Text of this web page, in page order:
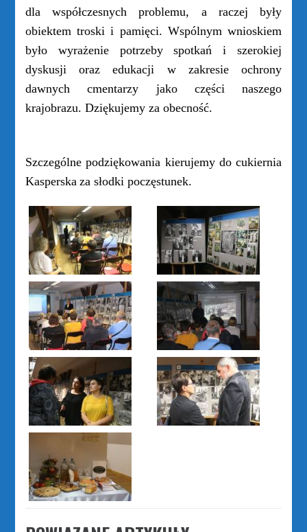
dla współczesnych problemu, a raczej były
obiektem troski i pamięci. Wspólnym wnioskiem
było wyrażenie potrzeby spotkań i szerokiej
dyskusji oraz edukacji w zakresie ochrony
dawnych cmentarzy jako części naszego
krajobrazu. Dziękujemy za obecność.
Szczególne podziękowania kierujemy do cukiernia
Kasperska za słodki poczęstunek.